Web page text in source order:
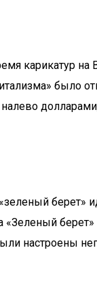
карикатур
было
берет»
настроены